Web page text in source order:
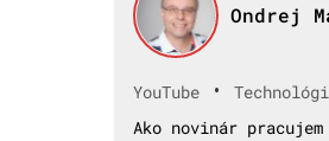
Ondrej
YouTube •
Ako novinár